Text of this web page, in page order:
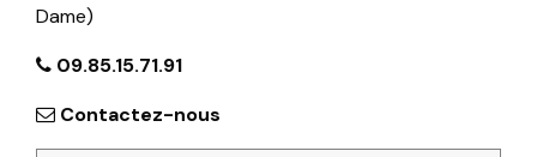
Dame)
09.85.15.71.91
Contactez-nous